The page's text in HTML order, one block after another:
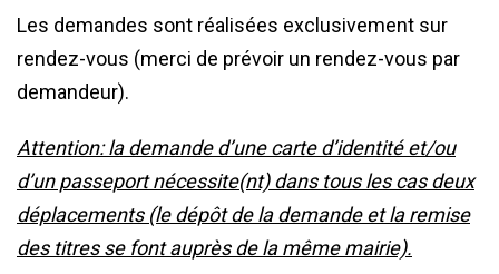
Les demandes sont réalisées exclusivement sur
rendez-vous (merci de prévoir un rendez-vous par
demandeur).
Attention: la demande d’une carte d’identité et/ou
d’un passeport nécessite(nt) dans tous les cas deux
déplacements (le dépôt de la demande et la remise
des titres se font auprès de la même mairie).